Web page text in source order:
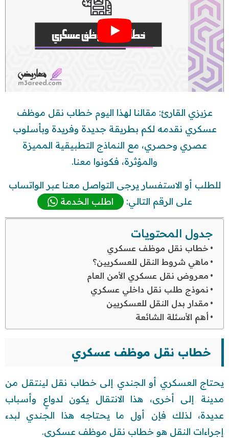
عزيزي القارئ: مقالنا لهذا اليوم خطاب نقل موظف
عسكري نقدمه لكم بطريقة جديدة وفريدة وبأسلوب
عصري وحصري، مع النماذج التطبيقية المميزة
والمؤثرة، فكونوا معنا.
للطلب أو الاستفسار يرجى التواصل معنا عبر الواتساب
على الرقم التالي:
اطلب الخدمة
جدول المحتويات
خطاب نقل موظف عسكري
ماهي شروط النقل للعسكريين؟
معروض نقل عسكري الأمن العام
نموذج طلب نقل داخلي عسكري
مقدار بدل النقل للعسكريين
أهم الأسئلة الشائعة
خطاب نقل موظف عسكري
يحتاج العسكري أو الجندي إلى خطاب نقل لينتقل من
مدينة إلى أخرى، هذا الانتقال يكون لدواعٍ وأسباب
عديدة، لذلك فإن أول ما يحتاجه هذا الجندي لبدء
إجراءات النقل هو خطاب نقل موظف عسكري.